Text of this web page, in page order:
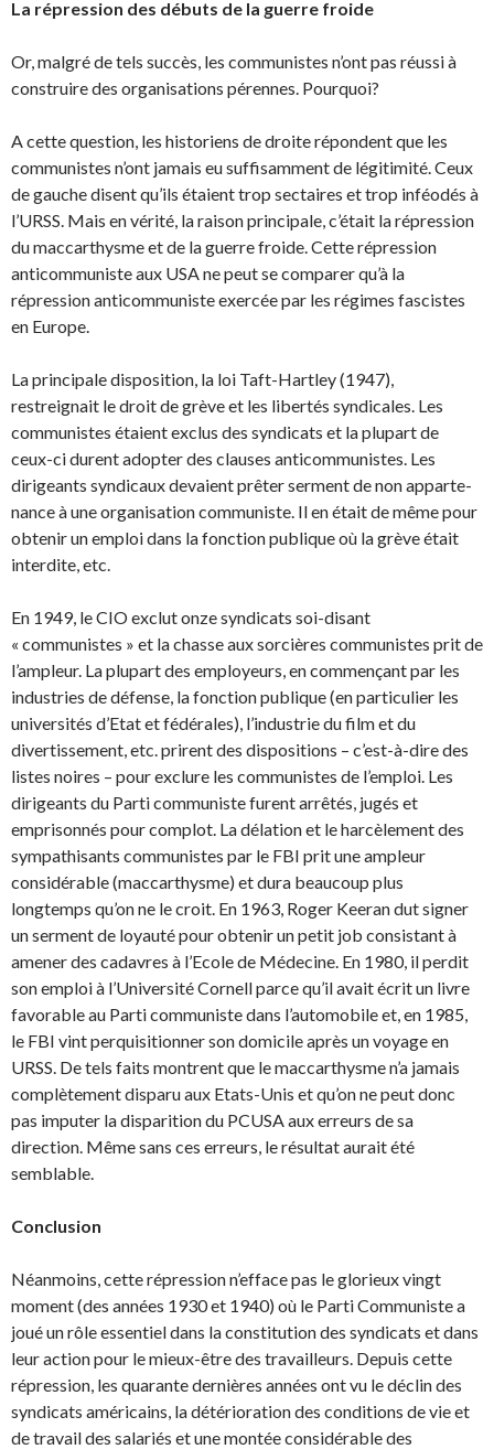
La répression des débuts de la guerre froide
Or, malgré de tels succès, les communistes n’ont pas réussi à
construire des organisations péren­nes. Pourquoi?
A cette question, les historiens de droite répondent que les
communistes n’ont jamais eu suffisam­ment de légitimité. Ceux
de gauche disent qu’ils étaient trop sectaires et trop inféodés à
l’URSS. Mais en vérité, la raison principale, c’était la répression
du maccarthysme et de la guerre froide. Cette répression
anticommuniste aux USA ne peut se comparer qu’à la
répression anticommuniste exercée par les régimes fascistes
en Europe.
La principale disposition, la loi Taft-Hartley (1947),
restreignait le droit de grève et les libertés syndicales. Les
communistes étaient exclus des syndicats et la plupart de
ceux-ci durent adopter des clauses anticommunistes. Les
dirigeants syndicaux devaient prêter serment de non apparte­
nance à une organisation communiste. Il en était de même pour
obtenir un emploi dans la fonc­tion publique où la grève était
interdite, etc.
En 1949, le CIO exclut onze syndicats soi-disant
« communistes » et la chasse aux sorcières com­munistes prit de
l’ampleur. La plupart des employeurs, en commençant par les
industries de défense, la fonction publique (en particulier les
universités d’Etat et fédérales), l’industrie du film et du
divertissement, etc. prirent des dispositions – c’est-à-dire des
listes noires – pour exclure les communistes de l’emploi. Les
dirigeants du Parti communiste furent arrêtés, jugés et
emprisonnés pour complot. La délation et le harcèlement des
sympathisants communistes par le FBI prit une ampleur
considérable (maccarthysme) et dura beaucoup plus
longtemps qu’on ne le croit. En 1963, Roger Keeran dut signer
un serment de loyauté pour obtenir un petit job consistant à
ame­ner des cadavres à l’Ecole de Médecine. En 1980, il perdit
son emploi à l’Université Cornell parce qu’il avait écrit un livre
favorable au Parti communiste dans l’automobile et, en 1985,
le FBI vint perquisitionner son domicile après un voyage en
URSS. De tels faits montrent que le maccar­thysme n’a jamais
complètement disparu aux Etats-Unis et qu’on ne peut donc
pas imputer la disparition du PCUSA aux erreurs de sa
direction. Même sans ces erreurs, le résultat aurait été
semblable.
Conclusion
Néanmoins, cette répression n’efface pas le glorieux vingt
moment (des années 1930 et 1940) où le Parti Communiste a
joué un rôle essentiel dans la constitution des syndicats et dans
leur action pour le mieux-être des travailleurs. Depuis cette
répression, les quarante dernières années ont vu le déclin des
syndicats américains, la détérioration des conditions de vie et
de travail des salariés et une montée considérable des